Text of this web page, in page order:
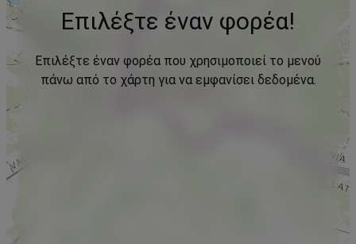
Επιλέξτε έναν φορέα!
Επιλέξτε έναν φορέα που χρησιμοποιεί το μενού
πάνω από το χάρτη για να εμφανίσει δεδομένα.